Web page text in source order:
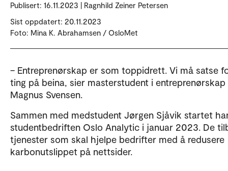
Publisert: 16.11.2023 | Ragnhild Zeiner Petersen
Sist oppdatert: 20.11.2023
Foto: Mina K. Abrahamsen / OsloMet
– Entreprenørskap er som toppidrett. Vi må satse
ting på beina, sier masterstudent i entreprenørskap
Magnus Svensen.
Sammen med medstudent Jørgen Sjåvik startet
studentbedriften Oslo Analytic i januar 2023. De
tjenester som skal hjelpe bedrifter med å redusere
karbonutslippet på nettsider.